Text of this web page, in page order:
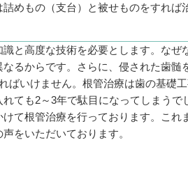
めもの（支台）と被せものをすれば
と高度な技術を必要とします。なぜ
るからです。さらに、侵された歯髄
ばいけません。根管治療は歯の基礎
ても2～3年で駄目になってしまうで
て根管治療を行っております。これ
をいただいております。